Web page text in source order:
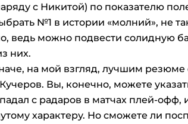
с Никитой) по показателю
№1 в истории «молний», не
ведь можно подвести солидную
них.
на мой взгляд, лучшим
Вы, конечно, можете
с радаров в матчах плей-офф,
характеру. Но сможете ли